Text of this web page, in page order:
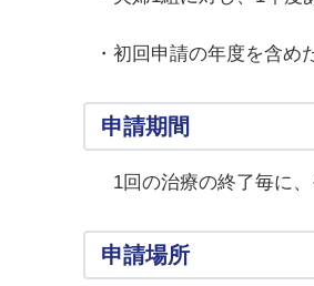
・初回申請の年度を含め
申請期間
1回の治療の終了毎に、
申請場所